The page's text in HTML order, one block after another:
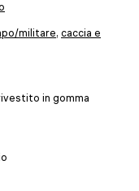
militare, caccia e
in gomma